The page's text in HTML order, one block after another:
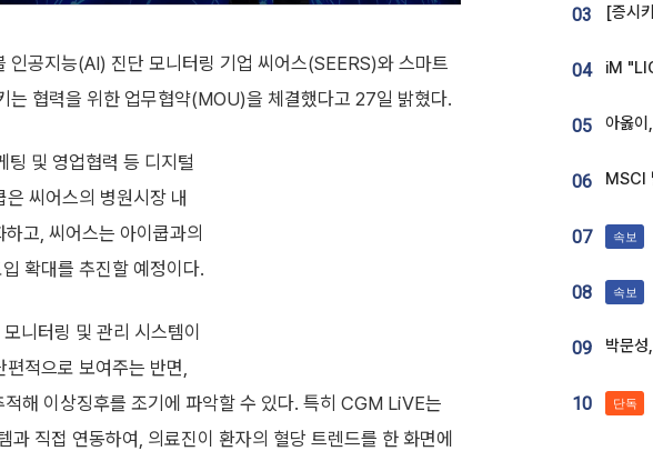
공지능(AI) 진단 모니터링 기업 씨어스(SEERS)와 스마트
는 협력을 위한 업무협약(MOU)을 체결했다고 27일 밝혔다.
및 영업협력 등 디지털
씨어스의 병원시장 내
고, 씨어스는 아이쿱과의
확대를 추진할 예정이다.
니터링 및 관리 시스템이
적으로 보여주는 반면,
해 이상징후를 조기에 파악할 수 있다. 특히 CGM LiVE는
직접 연동하여, 의료진이 환자의 혈당 트렌드를 한 화면에
03
04
05
06
07 속보
08 속보
09
10 단독